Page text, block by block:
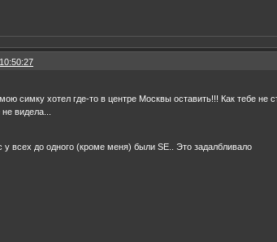
симку хотел где-то в центре Москвы оставить!!! Как тебе не
видела...
у всех до одного (кроме меня) были SE.. Это задалбливало